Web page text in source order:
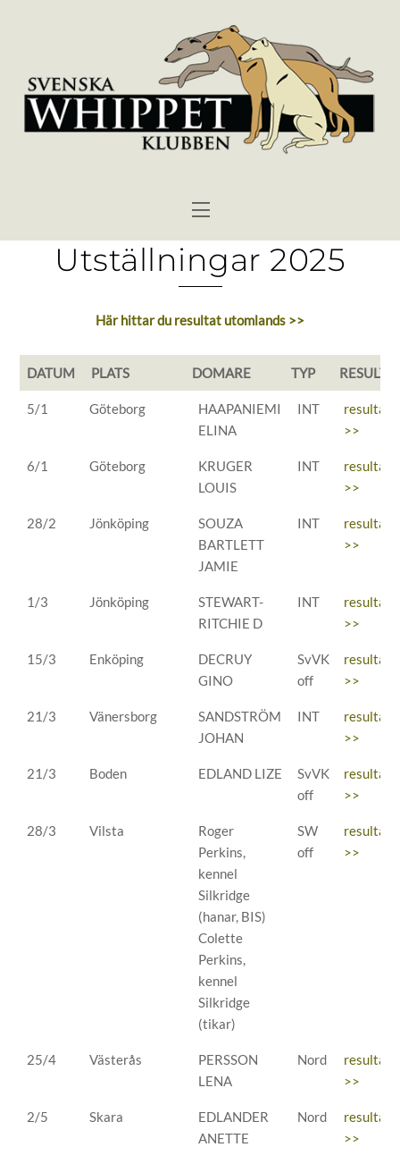
Menu
Utställningar 2025
Här hittar du resultat utomlands >>
DATUM PLATS DOMARE TYP
DATUM
PLATS DOMARE TYP
5/1 Göteborg
HAAPANIEMI
ELINA
INT
resultat
>>
6/1 Göteborg
KRUGER
LOUIS
INT
resultat
>>
28/2 Jönköping
SOUZA
BARTLETT
JAMIE
INT
resultat
>>
1/3 Jönköping
STEWART-
RITCHIE D
INT
resultat
>>
15/3 Enköping
DECRUY
GINO
SvVK
off
resultat
>>
21/3 Vänersborg
SANDSTRÖM
JOHAN
INT
resultat
>>
21/3 Boden EDLAND LIZE
SvVK
off
resultat
>>
28/3 Vilsta
Roger
Perkins,
kennel
Silkridge
(hanar, BIS)
Colette
Perkins,
kennel
Silkridge
(tikar)
SW
off
resultat
>>
25/4 Västerås
PERSSON
LENA
Nord
resultat
>>
2/5 Skara
EDLANDER
ANETTE
Nord
resultat
>>